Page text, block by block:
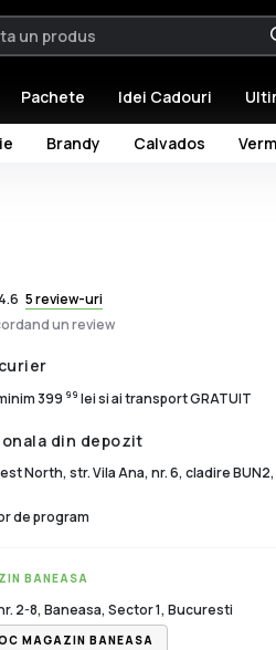
Brandy Calvados
Pachete Idei Cadouri
4.6 5 review-uri
un review
399 99 lei si ai transport GRATUIT
din depozit
North, str. Vila Ana, nr. 6, cladire BUN2,
de program
BANEASA
2-8, Baneasa, Sector 1, Bucuresti
MAGAZIN BANEASA